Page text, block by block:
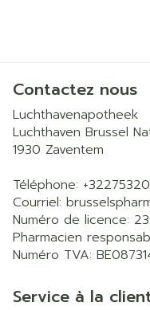
Contactez nous
Luchthavenapotheek
Luchthaven Brussel
1930 Zaventem
Téléphone:
Courriel:
Numéro de licence:
Pharmacien
Numéro TVA:
Service à la